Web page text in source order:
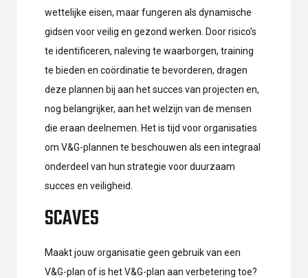
wettelijke eisen, maar fungeren als dynamische
gidsen voor veilig en gezond werken. Door risico’s
te identificeren, naleving te waarborgen, training
te bieden en coördinatie te bevorderen, dragen
deze plannen bij aan het succes van projecten en,
nog belangrijker, aan het welzijn van de mensen
die eraan deelnemen. Het is tijd voor organisaties
om V&G-plannen te beschouwen als een integraal
onderdeel van hun strategie voor duurzaam
succes en veiligheid.
SCAVES
Maakt jouw organisatie geen gebruik van een
V&G-plan of is het V&G-plan aan verbetering toe?